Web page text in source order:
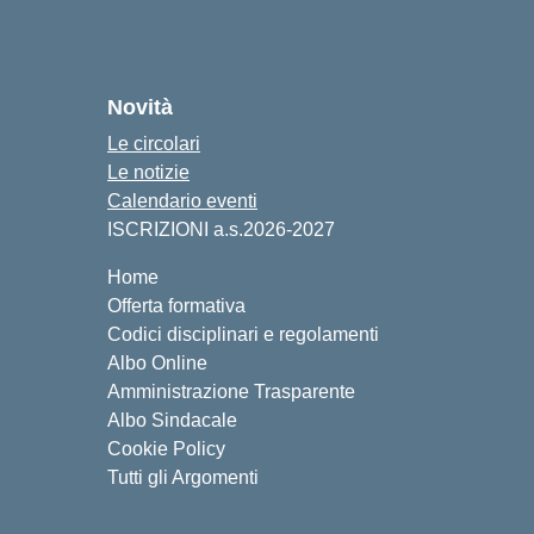
Novità
Le circolari
Le notizie
Calendario eventi
ISCRIZIONI a.s.2026-2027
Home
Offerta formativa
Codici disciplinari e regolamenti
Albo Online
Amministrazione Trasparente
Albo Sindacale
Cookie Policy
Tutti gli Argomenti